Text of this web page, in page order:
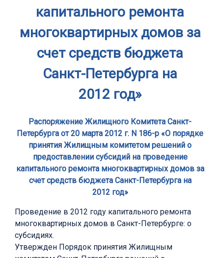
капитального ремонта
многоквартирных домов за
счет средств бюджета
Санкт-Петербурга на
2012 год»
Распоряжение Жилищного Комитета Санкт-
Петербурга от 20 марта 2012 г. N 186-р «О порядке
принятия Жилищным комитетом решений о
предоставлении субсидий на проведение
капитального ремонта многоквартирных домов за
счет средств бюджета Санкт-Петербурга на
2012 год»
Проведение в 2012 году капитального ремонта
многоквартирных домов в Санкт-Петербурге: о
субсидиях.
Утвержден Порядок принятия Жилищным